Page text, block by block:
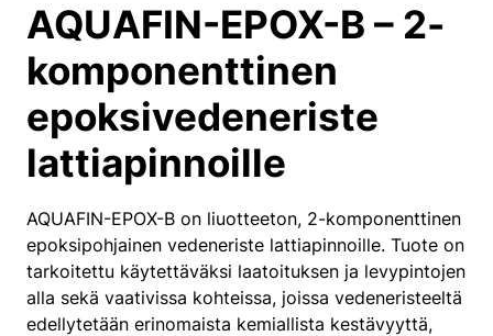
AQUAFIN-EPOX-B – 2-
komponenttinen
epoksivedeneriste
lattiapinnoille
AQUAFIN-EPOX-B on liuotteeton, 2-komponenttinen
epoksipohjainen vedeneriste lattiapinnoille. Tuote on
tarkoitettu käytettäväksi laatoituksen ja levypintojen
alla sekä vaativissa kohteissa, joissa vedeneristeeltä
edellytetään erinomaista kemiallista kestävyyttä,